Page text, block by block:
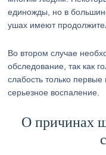
единожды, но в
ушах имеют
Во втором случае
обследование, так как
слабость только
серьезное воспаление.
О причинах